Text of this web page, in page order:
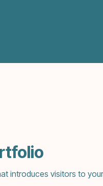
introduces visitors to